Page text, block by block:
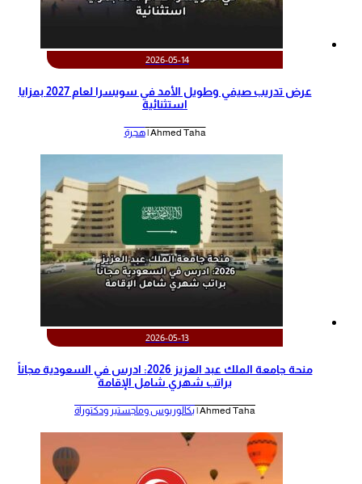
2026-05-14
عرض تدريب صيفي وطويل الأمد في سويسرا لعام 2027 بمزايا
استثنائية
Ahmed Taha | هجرة
2026-05-13
منحة جامعة الملك عبد العزيز 2026: ادرس في السعودية مجاناً
براتب شهري شامل الإقامة
Ahmed Taha | بكالوريوس وماجستير ودكتوراة